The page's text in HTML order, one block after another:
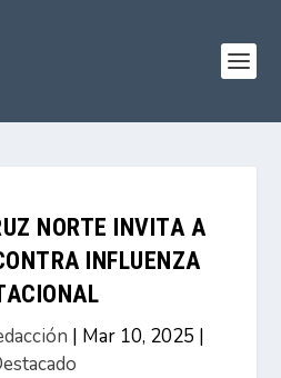
NORTE INVITA A
INFLUENZA
| Mar 10, 2025 |